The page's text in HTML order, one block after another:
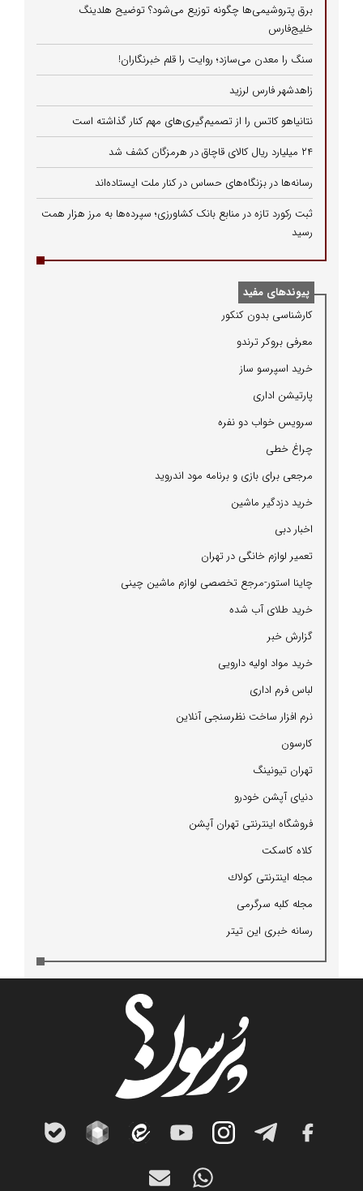
برق پتروشیمی‌ها چگونه توزیع می‌شود؟ توضیح هلدینگ
خلیج‌فارس
سنگ را معدن می‌سازد؛ روایت را قلم خبرنگاران!
زاهدشهر فارس لرزید
نتانیاهو کاتس را از تصمیم‌گیری‌های مهم کنار گذاشته است
۲۴ میلیارد ریال کالای قاچاق در هرمزگان کشف شد
رسانه‌ها در بزنگاه‌های حساس در کنار ملت ایستاده‌اند
ثبت رکورد تازه در منابع بانک کشاورزی؛ سپرده‌ها به مرز هزار همت
رسید
پیوندهای مفید
كارشناسی بدون كنكور
معرفی بروكر ترندو
خرید اسپرسو ساز
پارتیشن اداری
سرویس خواب دو نفره
چراغ خطی
مرجعی برای بازی و برنامه مود اندروید
خرید دزدگیر ماشین
اخبار دبی
تعمیر لوازم خانگی در تهران
چاینا استور-مرجع تخصصی لوازم ماشین چینی
خرید طلای آب شده
گزارش خبر
خرید مواد اولیه دارویی
لباس فرم اداری
نرم افزار ساخت نظرسنجی آنلاین
كارسون
تهران تیونینگ
دنیای آپشن خودرو
فروشگاه اینترنتی تهران آپشن
كلاه كاسكت
مجله اینترنتی كولاك
مجله كلبه سرگرمی
رسانه خبری این تیتر